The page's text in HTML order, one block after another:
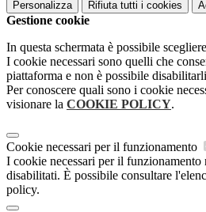
Personalizza Rifiuta tutti i cookies
Gestione cookie
In questa schermata è possibile
I cookie necessari sono quelli che
piattaforma e non è possibile
Per conoscere quali sono i cookie
visionare la COOKIE POLICY.
Cookie necessari per il funzionamento
I cookie necessari per il funzionamento
disabilitati. È possibile consultare
policy.